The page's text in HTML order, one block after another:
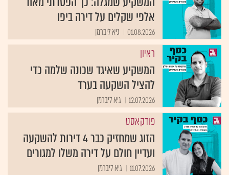
אלפי שקלים על דירה ביפו
01.08.2026 גיא ליברמן
ראיון
המשקיע שאיגד שכונה שלמה כדי
להציל השקעה בערד
12.07.2026 גיא ליברמן
פודקאסט
הזוג שמחזיק כבר 4 דירות להשקעה
ועדיין חולם על דירה משלו למגורים
11.07.2026 גיא ליברמן